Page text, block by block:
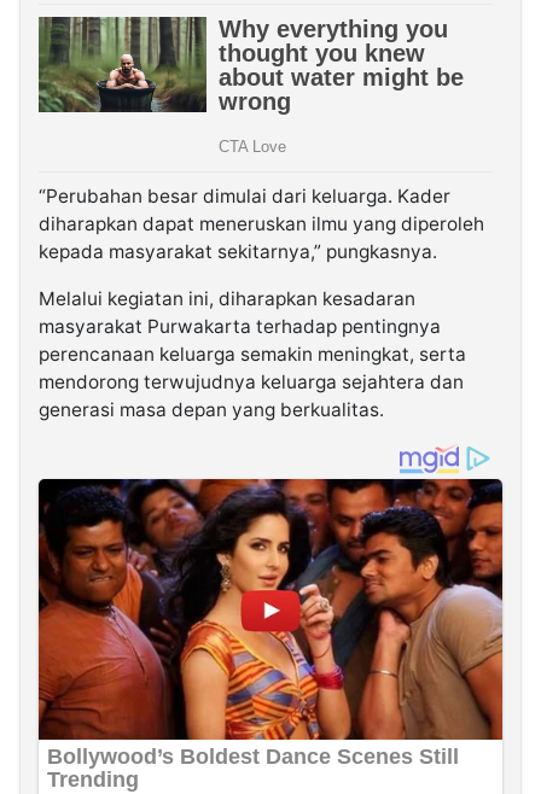
“Perubahan besar dimulai dari keluarga. Kader
diharapkan dapat meneruskan ilmu yang diperoleh
kepada masyarakat sekitarnya,” pungkasnya.
Melalui kegiatan ini, diharapkan kesadaran
masyarakat Purwakarta terhadap pentingnya
perencanaan keluarga semakin meningkat, serta
mendorong terwujudnya keluarga sejahtera dan
generasi masa depan yang berkualitas.